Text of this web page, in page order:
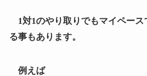
1対1のやり取りでもマイペー
る事もあります。
例えば